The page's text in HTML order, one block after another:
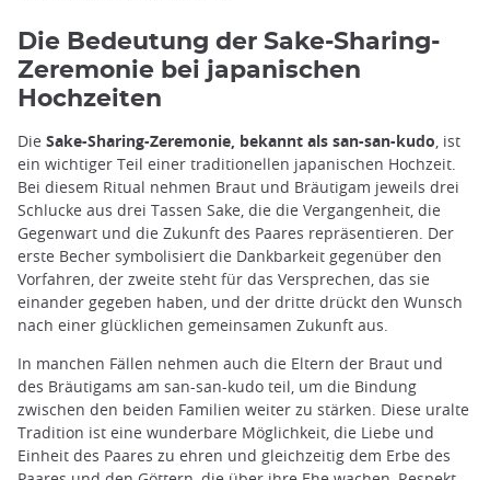
Die Bedeutung der Sake-Sharing-
Zeremonie bei japanischen
Hochzeiten
Die Sake-Sharing-Zeremonie, bekannt als san-san-kudo, ist
ein wichtiger Teil einer traditionellen japanischen Hochzeit.
Bei diesem Ritual nehmen Braut und Bräutigam jeweils drei
Schlucke aus drei Tassen Sake, die die Vergangenheit, die
Gegenwart und die Zukunft des Paares repräsentieren. Der
erste Becher symbolisiert die Dankbarkeit gegenüber den
Vorfahren, der zweite steht für das Versprechen, das sie
einander gegeben haben, und der dritte drückt den Wunsch
nach einer glücklichen gemeinsamen Zukunft aus.
In manchen Fällen nehmen auch die Eltern der Braut und
des Bräutigams am san-san-kudo teil, um die Bindung
zwischen den beiden Familien weiter zu stärken. Diese uralte
Tradition ist eine wunderbare Möglichkeit, die Liebe und
Einheit des Paares zu ehren und gleichzeitig dem Erbe des